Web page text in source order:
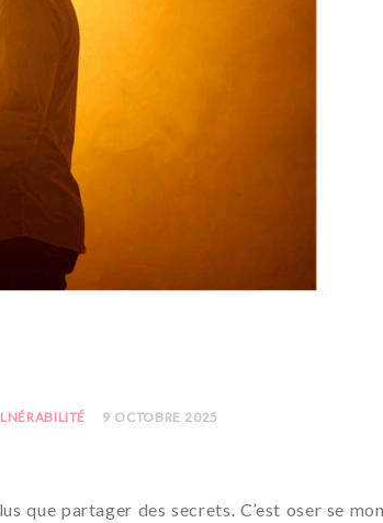
9 OCTOBRE 2025
que partager des secrets. C’est oser se